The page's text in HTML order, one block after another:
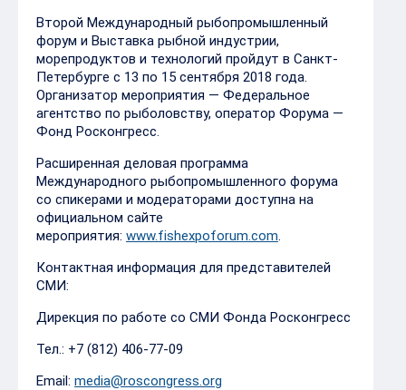
Второй Международный рыбопромышленный
форум и Выставка рыбной индустрии,
морепродуктов и технологий пройдут в Санкт-
Петербурге с 13 по 15 сентября 2018 года.
Организатор мероприятия — Федеральное
агентство по рыболовству, оператор Форума —
Фонд Росконгресс.
Расширенная деловая программа
Международного рыбопромышленного форума
со спикерами и модераторами доступна на
официальном сайте
мероприятия: www.fishexpoforum.com.
Контактная информация для представителей
СМИ:
Дирекция по работе со СМИ Фонда Росконгресс
Тел.: +7 (812) 406-77-09
Email: media@roscongress.org